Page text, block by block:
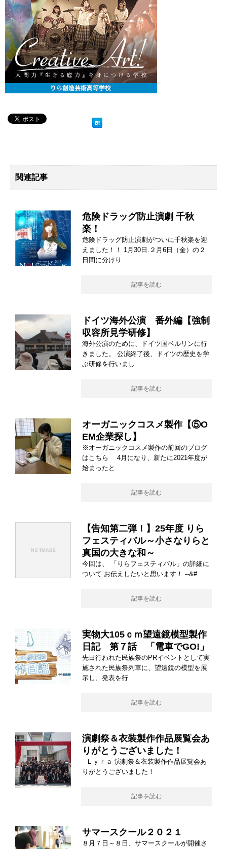
関連記事
危険ドラッグ防止演劇 千秋
楽！
危険ドラッグ防止演劇がついに千秋楽を迎
えました！！ 1月30日.２月6日（金）の２
日間に分けり
記事を読む
ドイツ海外公演 番外編【強制
収容所見学研修】
海外公演のために、ドイツ国ベルリンに行
きました。 公演終了後、ドイツの歴史を学
ぶ研修を行いまし
記事を読む
オーガニックコスメ製作【⑤O
EM企業探し】
※オーガニックコスメ製作の前回のブログ
はこちら 4月になり、新たに2021年度が
始まったと
記事を読む
【告知第二弾！】25年度 りら
フェスティバル～小さなりらと
真国の大きな和～
今回は、 「りらフェスティバル」の詳細に
ついて お伝えしたいと思います！ --&#
記事を読む
実物大105ｃｍ望遠鏡模型製作
日記 第７話 「電車でGO!」
先日行われた民族祭のPRイベントとして実
施された民族祭列車に、望遠鏡の模型を展
示し、発表を行
記事を読む
演劇祭＆衣装製作作品展覧会あ
りがとうございました！
Ｌｙｒａ 演劇祭＆衣装製作作品展覧会あ
りがとうございました！
記事を読む
サマースクール２０２１
８月７日～８日、サマースクールが開催さ